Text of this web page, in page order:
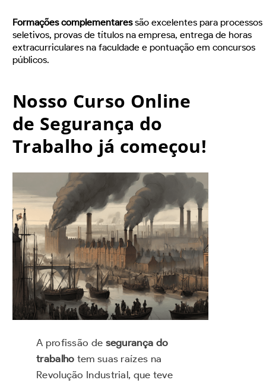
Formações complementaressão excelentes para processos
seletivos, provas de títulos na empresa, entrega de horas
extracurriculares na faculdade e pontuação em concursos
públicos.
Nosso Curso Online
de Segurança do
Trabalho já começou!
A profissão de segurança do
trabalho tem suas raízes na
Revolução Industrial, que teve